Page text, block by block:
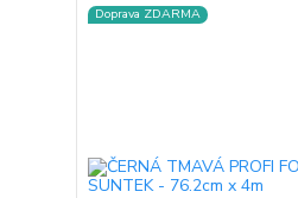
Doprava ZDARMA